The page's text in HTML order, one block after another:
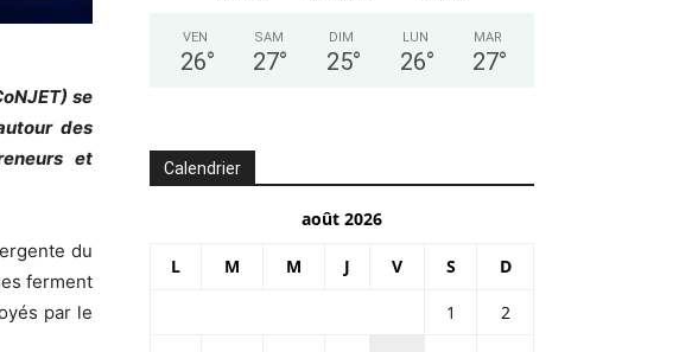
se
des
et
du
ferment
par le
L M M J V S D
3
4 5 6 7 8
9
15
16